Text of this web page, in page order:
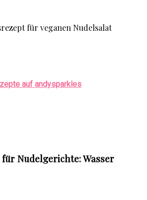
auf andysparkles
Nudelgerichte: Wasser